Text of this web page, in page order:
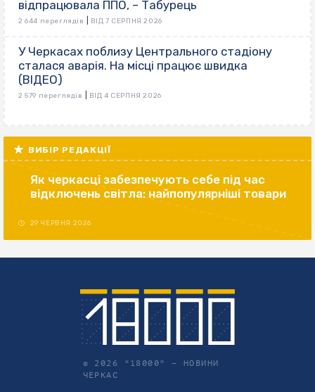
відпрацювала ППО, – Табурець
2 644 переглядів ВІД 7 СЕРПНЯ 2026
У Черкасах поблизу Центрального стадіону
сталася аварія. На місці працює швидка
(ВІДЕО)
2 579 переглядів ВІД 4 СЕРПНЯ 2026
ВИБІР РЕДАКЦІЇ
Як черкасці забезпечують себе під час
відключень світла: найпопулярніші товари
29 ЧЕРВНЯ 2026
© 2026 "18000" – НОВИНИ
ЧЕРКАС